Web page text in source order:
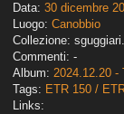
Data: 30 dicembre
Luogo: Canobbio
Collezione:
Commenti: -
Album: 2024.12.20 -
Tags: ETR 150 /
Links: